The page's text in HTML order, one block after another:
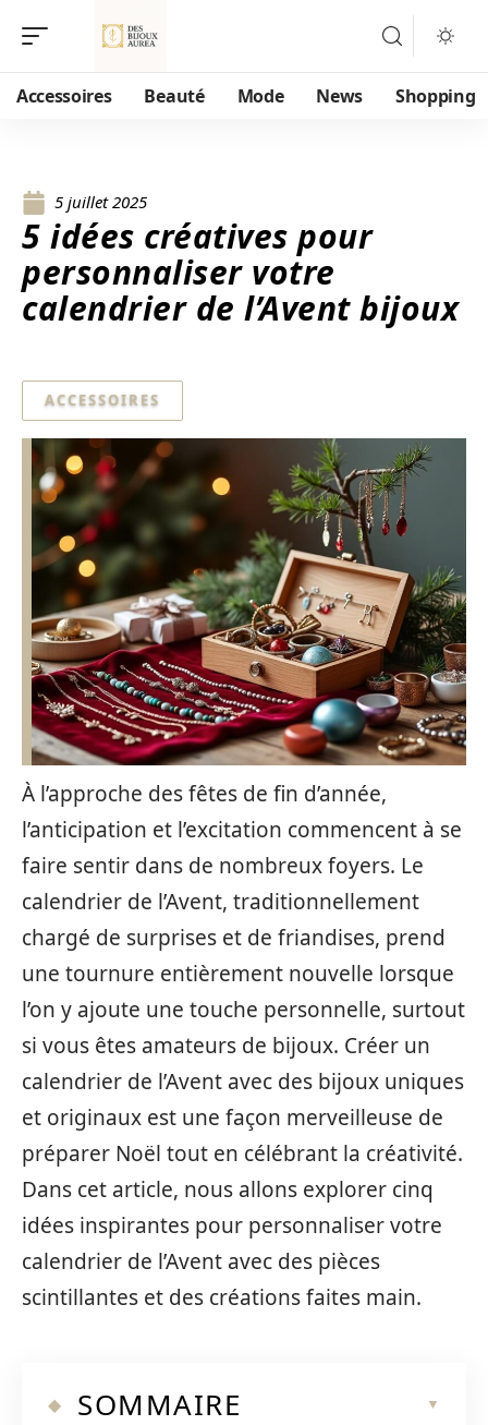
Accessoires Beauté Mode News Shopping
5 juillet 2025
5 idées créatives pour
personnaliser votre
calendrier de l’Avent bijoux
ACCESSOIRES
À l’approche des fêtes de fin d’année,
l’anticipation et l’excitation commencent à se
faire sentir dans de nombreux foyers. Le
calendrier de l’Avent, traditionnellement
chargé de surprises et de friandises, prend
une tournure entièrement nouvelle lorsque
l’on y ajoute une touche personnelle, surtout
si vous êtes amateurs de bijoux. Créer un
calendrier de l’Avent avec des bijoux uniques
et originaux est une façon merveilleuse de
préparer Noël tout en célébrant la créativité.
Dans cet article, nous allons explorer cinq
idées inspirantes pour personnaliser votre
calendrier de l’Avent avec des pièces
scintillantes et des créations faites main.
SOMMAIRE